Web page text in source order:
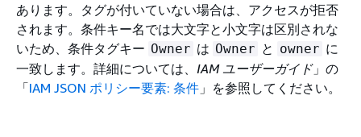
あります。タグが付いていない場合は、アクセスが拒否
されます。条件キー名では大文字と小文字は区別されな
いため、条件タグキー Owner は Owner と owner に
一致します。詳細については、 IAM ユーザーガイド」の
「IAM JSON ポリシー要素: 条件 」を参照してください。